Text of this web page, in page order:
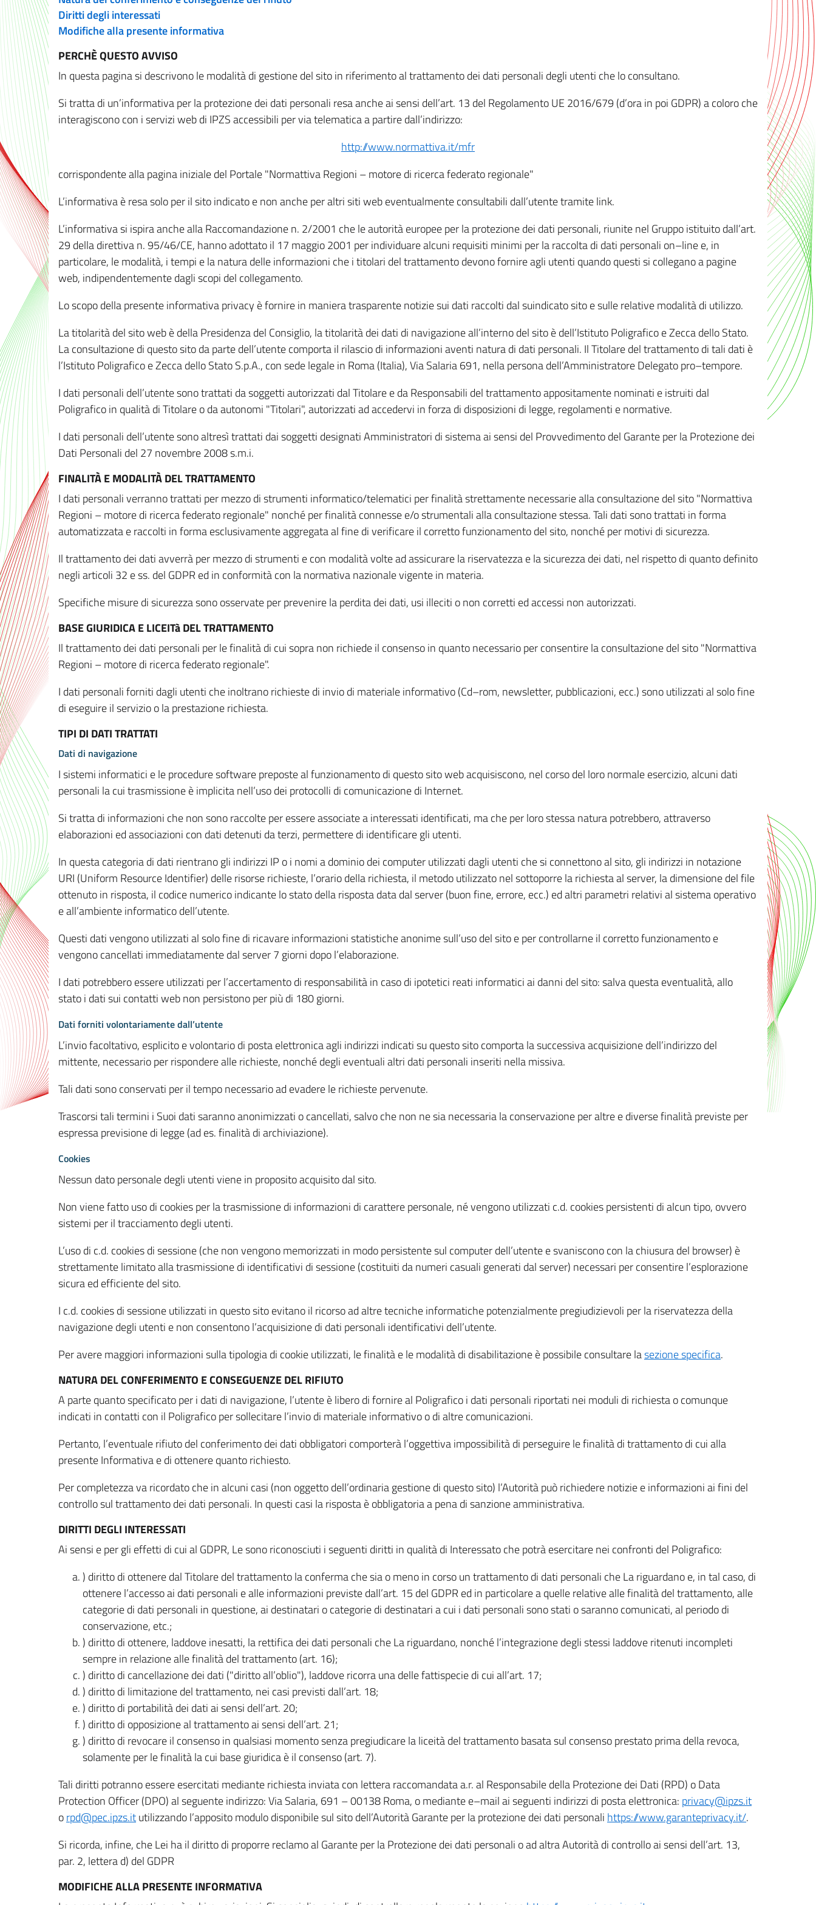
Diritti degli interessati
Modifiche alla presente informativa
PERCHÈ QUESTO AVVISO
In questa pagina si descrivono le modalità di gestione del sito in riferimento al trattamento dei dati personali degli utenti che lo consultano.
Si tratta di un’informativa per la protezione dei dati personali resa anche ai sensi dell’art. 13 del Regolamento UE 2016/679 (d’ora in poi GDPR) a coloro che
interagiscono con i servizi web di IPZS accessibili per via telematica a partire dall’indirizzo:
http://www.normattiva.it/mfr
corrispondente alla pagina iniziale del Portale "Normattiva Regioni – motore di ricerca federato regionale"
L’informativa è resa solo per il sito indicato e non anche per altri siti web eventualmente consultabili dall’utente tramite link.
L’informativa si ispira anche alla Raccomandazione n. 2/2001 che le autorità europee per la protezione dei dati personali, riunite nel Gruppo istituito dall’art.
29 della direttiva n. 95/46/CE, hanno adottato il 17 maggio 2001 per individuare alcuni requisiti minimi per la raccolta di dati personali on–line e, in
particolare, le modalità, i tempi e la natura delle informazioni che i titolari del trattamento devono fornire agli utenti quando questi si collegano a pagine
web, indipendentemente dagli scopi del collegamento.
Lo scopo della presente informativa privacy è fornire in maniera trasparente notizie sui dati raccolti dal suindicato sito e sulle relative modalità di utilizzo.
La titolarità del sito web è della Presidenza del Consiglio, la titolarità dei dati di navigazione all’interno del sito è dell’Istituto Poligrafico e Zecca dello Stato.
La consultazione di questo sito da parte dell’utente comporta il rilascio di informazioni aventi natura di dati personali. Il Titolare del trattamento di tali dati è
l’Istituto Poligrafico e Zecca dello Stato S.p.A., con sede legale in Roma (Italia), Via Salaria 691, nella persona dell’Amministratore Delegato pro–tempore.
I dati personali dell’utente sono trattati da soggetti autorizzati dal Titolare e da Responsabili del trattamento appositamente nominati e istruiti dal
Poligrafico in qualità di Titolare o da autonomi "Titolari", autorizzati ad accedervi in forza di disposizioni di legge, regolamenti e normative.
I dati personali dell’utente sono altresì trattati dai soggetti designati Amministratori di sistema ai sensi del Provvedimento del Garante per la Protezione dei
Dati Personali del 27 novembre 2008 s.m.i.
FINALITÀ E MODALITÀ DEL TRATTAMENTO
I dati personali verranno trattati per mezzo di strumenti informatico/telematici per finalità strettamente necessarie alla consultazione del sito "Normattiva
Regioni – motore di ricerca federato regionale" nonché per finalità connesse e/o strumentali alla consultazione stessa. Tali dati sono trattati in forma
automatizzata e raccolti in forma esclusivamente aggregata al fine di verificare il corretto funzionamento del sito, nonché per motivi di sicurezza.
Il trattamento dei dati avverrà per mezzo di strumenti e con modalità volte ad assicurare la riservatezza e la sicurezza dei dati, nel rispetto di quanto definito
negli articoli 32 e ss. del GDPR ed in conformità con la normativa nazionale vigente in materia.
Specifiche misure di sicurezza sono osservate per prevenire la perdita dei dati, usi illeciti o non corretti ed accessi non autorizzati.
BASE GIURIDICA E LICEITà DEL TRATTAMENTO
Il trattamento dei dati personali per le finalità di cui sopra non richiede il consenso in quanto necessario per consentire la consultazione del sito "Normattiva
Regioni – motore di ricerca federato regionale".
I dati personali forniti dagli utenti che inoltrano richieste di invio di materiale informativo (Cd–rom, newsletter, pubblicazioni, ecc.) sono utilizzati al solo fine
di eseguire il servizio o la prestazione richiesta.
TIPI DI DATI TRATTATI
Dati di navigazione
I sistemi informatici e le procedure software preposte al funzionamento di questo sito web acquisiscono, nel corso del loro normale esercizio, alcuni dati
personali la cui trasmissione è implicita nell’uso dei protocolli di comunicazione di Internet.
Si tratta di informazioni che non sono raccolte per essere associate a interessati identificati, ma che per loro stessa natura potrebbero, attraverso
elaborazioni ed associazioni con dati detenuti da terzi, permettere di identificare gli utenti.
In questa categoria di dati rientrano gli indirizzi IP o i nomi a dominio dei computer utilizzati dagli utenti che si connettono al sito, gli indirizzi in notazione
URI (Uniform Resource Identifier) delle risorse richieste, l’orario della richiesta, il metodo utilizzato nel sottoporre la richiesta al server, la dimensione del file
ottenuto in risposta, il codice numerico indicante lo stato della risposta data dal server (buon fine, errore, ecc.) ed altri parametri relativi al sistema operativo
e all’ambiente informatico dell’utente.
Questi dati vengono utilizzati al solo fine di ricavare informazioni statistiche anonime sull’uso del sito e per controllarne il corretto funzionamento e
vengono cancellati immediatamente dal server 7 giorni dopo l’elaborazione.
I dati potrebbero essere utilizzati per l’accertamento di responsabilità in caso di ipotetici reati informatici ai danni del sito: salva questa eventualità, allo
stato i dati sui contatti web non persistono per più di 180 giorni.
Dati forniti volontariamente dall’utente
L’invio facoltativo, esplicito e volontario di posta elettronica agli indirizzi indicati su questo sito comporta la successiva acquisizione dell’indirizzo del
mittente, necessario per rispondere alle richieste, nonché degli eventuali altri dati personali inseriti nella missiva.
Tali dati sono conservati per il tempo necessario ad evadere le richieste pervenute.
Trascorsi tali termini i Suoi dati saranno anonimizzati o cancellati, salvo che non ne sia necessaria la conservazione per altre e diverse finalità previste per
espressa previsione di legge (ad es. finalità di archiviazione).
Cookies
Nessun dato personale degli utenti viene in proposito acquisito dal sito.
Non viene fatto uso di cookies per la trasmissione di informazioni di carattere personale, né vengono utilizzati c.d. cookies persistenti di alcun tipo, ovvero
sistemi per il tracciamento degli utenti.
L’uso di c.d. cookies di sessione (che non vengono memorizzati in modo persistente sul computer dell’utente e svaniscono con la chiusura del browser) è
strettamente limitato alla trasmissione di identificativi di sessione (costituiti da numeri casuali generati dal server) necessari per consentire l’esplorazione
sicura ed efficiente del sito.
I c.d. cookies di sessione utilizzati in questo sito evitano il ricorso ad altre tecniche informatiche potenzialmente pregiudizievoli per la riservatezza della
navigazione degli utenti e non consentono l’acquisizione di dati personali identificativi dell’utente.
Per avere maggiori informazioni sulla tipologia di cookie utilizzati, le finalità e le modalità di disabilitazione è possibile consultare lasezione specifica.
NATURA DEL CONFERIMENTO E CONSEGUENZE DEL RIFIUTO
A parte quanto specificato per i dati di navigazione, l’utente è libero di fornire al Poligrafico i dati personali riportati nei moduli di richiesta o comunque
indicati in contatti con il Poligrafico per sollecitare l’invio di materiale informativo o di altre comunicazioni.
Pertanto, l’eventuale rifiuto del conferimento dei dati obbligatori comporterà l’oggettiva impossibilità di perseguire le finalità di trattamento di cui alla
presente Informativa e di ottenere quanto richiesto.
Per completezza va ricordato che in alcuni casi (non oggetto dell’ordinaria gestione di questo sito) l’Autorità può richiedere notizie e informazioni ai fini del
controllo sul trattamento dei dati personali. In questi casi la risposta è obbligatoria a pena di sanzione amministrativa.
DIRITTI DEGLI INTERESSATI
Ai sensi e per gli effetti di cui al GDPR, Le sono riconosciuti i seguenti diritti in qualità di Interessato che potrà esercitare nei confronti del Poligrafico:
) diritto di ottenere dal Titolare del trattamento la conferma che sia o meno in corso un trattamento di dati personali che La riguardano e, in tal caso, di
ottenere l’accesso ai dati personali e alle informazioni previste dall’art. 15 del GDPR ed in particolare a quelle relative alle finalità del trattamento, alle
categorie di dati personali in questione, ai destinatari o categorie di destinatari a cui i dati personali sono stati o saranno comunicati, al periodo di
conservazione, etc.;
) diritto di ottenere, laddove inesatti, la rettifica dei dati personali che La riguardano, nonché l’integrazione degli stessi laddove ritenuti incompleti
sempre in relazione alle finalità del trattamento (art. 16);
) diritto di cancellazione dei dati ("diritto all’oblio"), laddove ricorra una delle fattispecie di cui all’art. 17;
) diritto di limitazione del trattamento, nei casi previsti dall’art. 18;
) diritto di portabilità dei dati ai sensi dell’art. 20;
) diritto di opposizione al trattamento ai sensi dell’art. 21;
) diritto di revocare il consenso in qualsiasi momento senza pregiudicare la liceità del trattamento basata sul consenso prestato prima della revoca,
solamente per le finalità la cui base giuridica è il consenso (art. 7).
Tali diritti potranno essere esercitati mediante richiesta inviata con lettera raccomandata a.r. al Responsabile della Protezione dei Dati (RPD) o Data
Protection Officer (DPO) al seguente indirizzo: Via Salaria, 691 – 00138 Roma, o mediante e–mail ai seguenti indirizzi di posta elettronica: privacy@ipzs.it
orpd@pec.ipzs.itutilizzando l’apposito modulo disponibile sul sito dell’Autorità Garante per la protezione dei dati personali https://www.garanteprivacy.it/.
Si ricorda, infine, che Lei ha il diritto di proporre reclamo al Garante per la Protezione dei dati personali o ad altra Autorità di controllo ai sensi dell’art. 13,
par. 2, lettera d) del GDPR
MODIFICHE ALLA PRESENTE INFORMATIVA